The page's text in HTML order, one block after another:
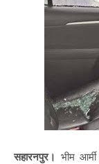
सहारनपुर। भीम